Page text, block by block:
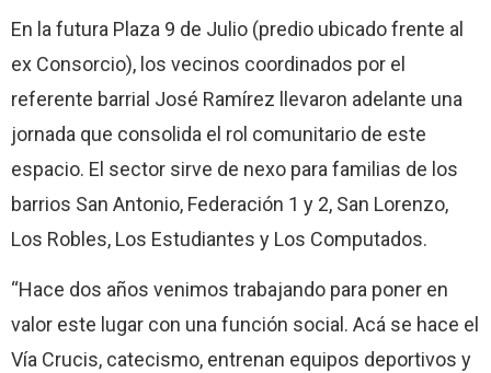
En la futura Plaza 9 de Julio (predio ubicado frente al
ex Consorcio), los vecinos coordinados por el
referente barrial José Ramírez llevaron adelante una
jornada que consolida el rol comunitario de este
espacio. El sector sirve de nexo para familias de los
barrios San Antonio, Federación 1 y 2, San Lorenzo,
Los Robles, Los Estudiantes y Los Computados.
“Hace dos años venimos trabajando para poner en
valor este lugar con una función social. Acá se hace el
Vía Crucis, catecismo, entrenan equipos deportivos y